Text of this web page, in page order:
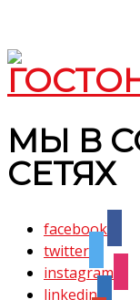
МЫ В
СЕТЯХ
facebook
twitter
instagram
linkedin